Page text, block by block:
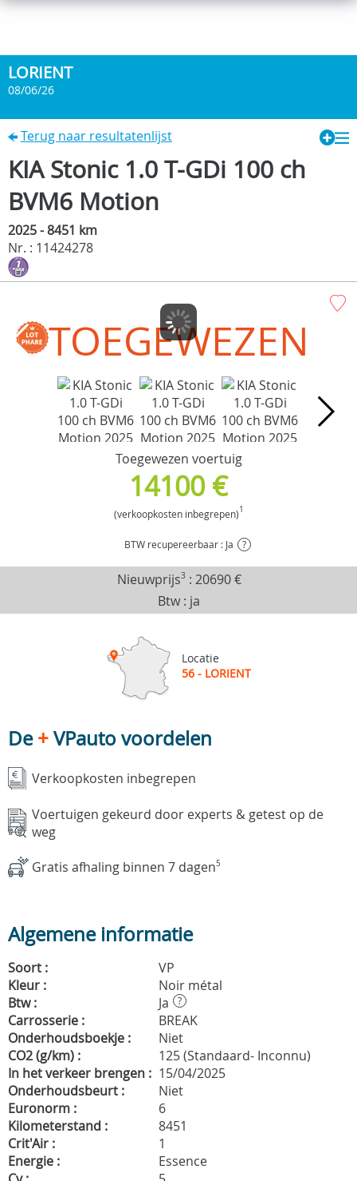
LORIENT
08/06/26
Terug naar resultatenlijst
KIA Stonic 1.0 T-GDi 100 ch
BVM6 Motion
2025 - 8451 km
Nr. : 11424278
TOEGEWEZEN
Toegewezen voertuig
14100 €
(verkoopkosten inbegrepen)1
BTW recupereerbaar : Ja ?
Nieuwprijs3 :20690 €
Btw : ja
Locatie
56 - LORIENT
De+VPauto voordelen
Verkoopkosten inbegrepen
Voertuigen gekeurd door experts & getest op de
weg
Gratis afhaling binnen 7 dagen5
Algemene informatie
Soort :
VP
Kleur :
Noir métal
Btw :
Ja ?
Carrosserie :
BREAK
Onderhoudsboekje :
Niet
CO2 (g/km) :
125 (Standaard- Inconnu)
In het verkeer brengen : 15/04/2025
Onderhoudsbeurt :
Niet
Euronorm :
6
Kilometerstand :
8451
Crit'Air :
1
Energie :
Essence